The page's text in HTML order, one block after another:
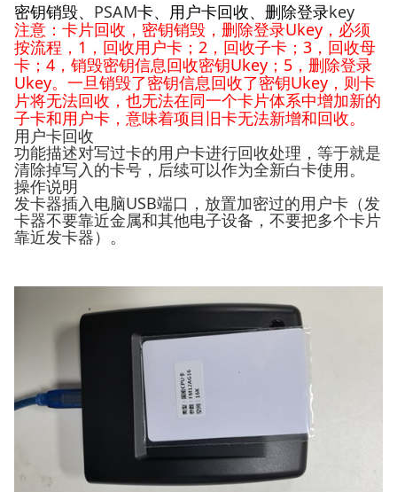
密钥销毁、 PSAM卡、用户卡回收、删除登录key
注意：卡片回收，密钥销毁，删除登录Ukey ，必须
按流程， 1 ，回收用户卡； 2 ，回收子卡； 3 ，回收母
卡； 4 ，销毁密钥信息回收密钥Ukey ； 5 ，删除登录
Ukey。一旦销毁了密钥信息回收了密钥Ukey ，则卡
片将无法回收，也无法在同一个卡片体系中增加新的
子卡和用户卡，意味着项目旧卡无法新增和回收。
用户卡回收
功能描述对写过卡的用户卡进行回收处理，等于就是
清除掉写入的卡号，后续可以作为全新白卡使用。
操作说明
发卡器插入电脑USB端口，放置加密过的用户卡（发
卡器不要靠近金属和其他电子设备，不要把多个卡片
靠近发卡器）。